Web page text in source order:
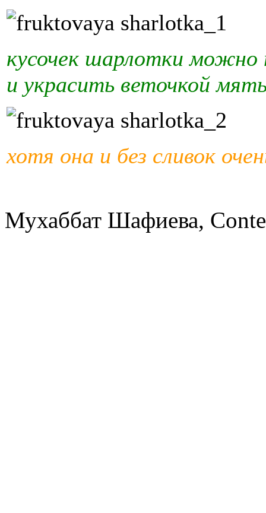
кусочек шарлотки можно
и украсить веточкой
хотя она и без сливок
Мухаббат Шафиева,